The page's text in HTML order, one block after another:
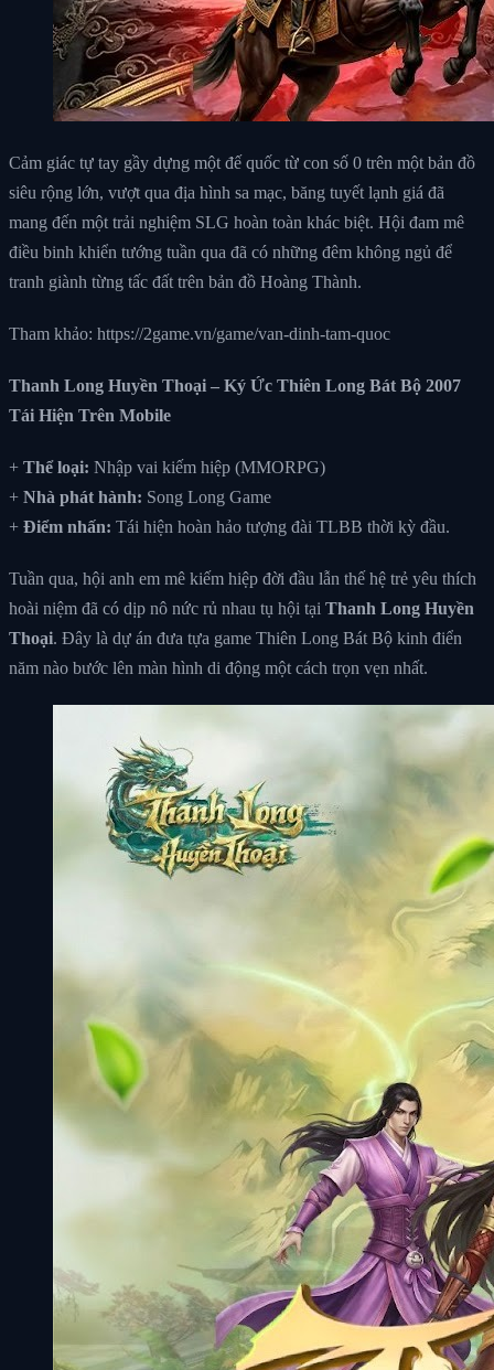
Cảm giác tự tay gầy dựng một đế quốc từ con số 0 trên một bản đồ
siêu rộng lớn, vượt qua địa hình sa mạc, băng tuyết lạnh giá đã
mang đến một trải nghiệm SLG hoàn toàn khác biệt. Hội đam mê
điều binh khiển tướng tuần qua đã có những đêm không ngủ để
tranh giành từng tấc đất trên bản đồ Hoàng Thành.
Tham khảo: https://2game.vn/game/van-dinh-tam-quoc
Thanh Long Huyền Thoại – Ký Ức Thiên Long Bát Bộ 2007
Tái Hiện Trên Mobile
+ Thể loại: Nhập vai kiếm hiệp (MMORPG)
+ Nhà phát hành: Song Long Game
+ Điểm nhấn: Tái hiện hoàn hảo tượng đài TLBB thời kỳ đầu.
Tuần qua, hội anh em mê kiếm hiệp đời đầu lẫn thế hệ trẻ yêu thích
hoài niệm đã có dịp nô nức rủ nhau tụ hội tại Thanh Long Huyền
Thoại. Đây là dự án đưa tựa game Thiên Long Bát Bộ kinh điển
năm nào bước lên màn hình di động một cách trọn vẹn nhất.